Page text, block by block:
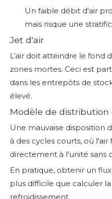
Un faible débit d'air
mais risque une
Jet d'air
L’air doit atteindre le fond
zones mortes. Ceci est
dans les entrepôts de
élevé.
Modèle de distribution
Une mauvaise disposition
à des cycles courts, où
directement à l'unité sans
En pratique, obtenir un
plus difficile que calculer
refroidissement.